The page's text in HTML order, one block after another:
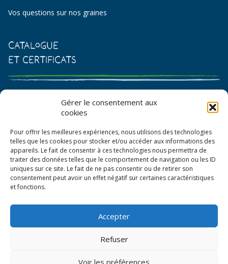
Gérer le consentement aux
cookies
Pour offrir les meilleures expériences, nous utilisons des technologies
telles que les cookies pour stocker et/ou accéder aux informations des
appareils. Le fait de consentir à ces technologies nous permettra de
traiter des données telles que le comportement de navigation ou les ID
uniques sur ce site. Le fait de ne pas consentir ou de retirer son
consentement peut avoir un effet négatif sur certaines caractéristiques
et fonctions.
Accepter
Refuser
Voir les préférences
Vos questions sur nos graines
Catalogue
et certificats
Catalogue de graines et semences
Bon de commande